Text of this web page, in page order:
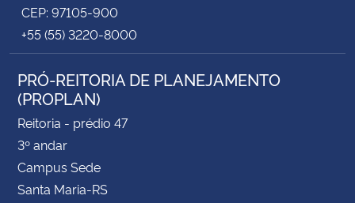
CEP: 97105-900
+55 (55) 3220-8000
PRÓ-REITORIA DE PLANEJAMENTO
(PROPLAN)
Reitoria - prédio 47
3º andar
Campus Sede
Santa Maria-RS